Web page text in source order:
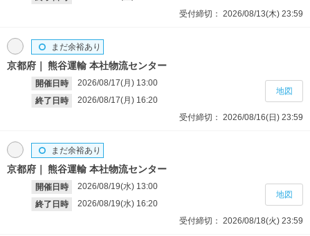
受付締切： 2026/08/13(木) 23:59
京都府 熊谷運輸 本社物流センター
開催日時 2026/08/17(月) 13:00
終了日時
2026/08/17(月) 16:20
まだ余裕あり
受付締切： 2026/08/16(日) 23:59
地図
京都府 熊谷運輸 本社物流センター
開催日時 2026/08/19(水) 13:00
終了日時
2026/08/19(水) 16:20
まだ余裕あり
受付締切： 2026/08/18(火) 23:59
地図